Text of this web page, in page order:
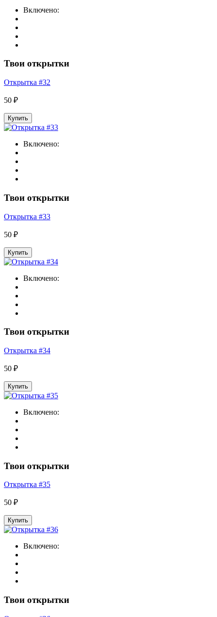
Включено:
Твои открытки
Открытка #32
50 ₽
Купить
Включено:
Твои открытки
Открытка #33
50 ₽
Купить
Включено:
Твои открытки
Открытка #34
50 ₽
Купить
Включено:
Твои открытки
Открытка #35
50 ₽
Купить
Включено:
Твои открытки